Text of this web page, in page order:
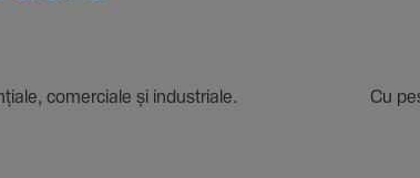
comer­ciale și indus­triale. Cu peste